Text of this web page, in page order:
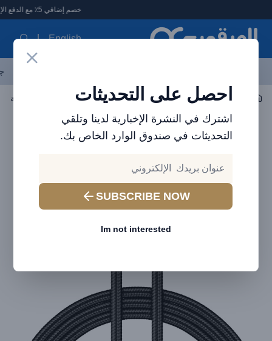
العرقوب - متجر الإلكترونيات في الإمارات
خصم إضافي 5٪ مع الدفع الإلكتروني
English
احصل على التحديثات
اشترك في النشرة الإخبارية لدينا وتلقي
التحديثات في صندوق الوارد الخاص بك.
SUBSCRIBE NOW
Im not interested
اكسسوارات الجوال الكابلات كابل بيانات معدني من سلسلة Baseus Cafule USB إلى IP 2.4A (1 متر) أسود